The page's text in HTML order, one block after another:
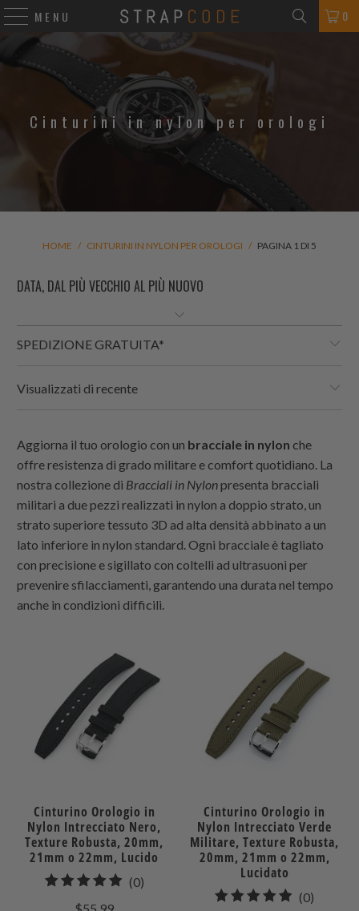
MENU 0
Cinturini in nylon per orologi
HOME / CINTURINI IN NYLON PER OROLOGI / PAGINA 1 DI 5
SPEDIZIONE GRATUITA*
Visualizzati di recente
Aggiorna il tuo orologio con un bracciale in nylon che
offre resistenza di grado militare e comfort quotidiano. La
nostra collezione di Bracciali in Nylonpresenta bracciali
militari a due pezzi realizzati in nylon a doppio strato, un
strato superiore tessuto 3D ad alta densità abbinato a un
lato inferiore in nylon standard. Ogni bracciale è tagliato
con precisione e sigillato con coltelli ad ultrasuoni per
prevenire sfilacciamenti, garantendo una durata nel tempo
anche in condizioni difficili.
Cinturino Orologio in
Nylon Intrecciato Nero,
Texture Robusta, 20mm,
21mm o 22mm, Lucido
(0)0
Cinturino Orologio in
Nylon Intrecciato Verde
Militare, Texture Robusta,
20mm, 21mm o 22mm,
Lucidato
(0)